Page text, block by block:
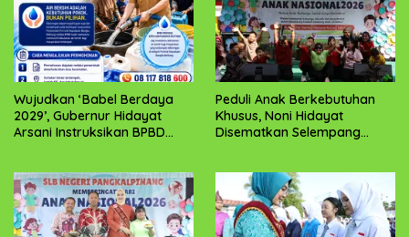
Wujudkan ‘Babel Berdaya
2029’, Gubernur Hidayat
Arsani Instruksikan BPBD
Peduli Anak Berkebutuhan
Khusus, Noni Hidayat
Disematkan Selempang